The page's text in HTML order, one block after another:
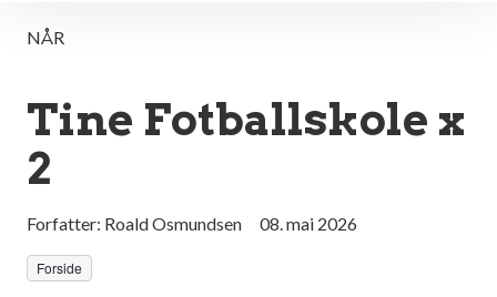
NÅR
Tine Fotballskole x
2
Forfatter: Roald Osmundsen 08. mai 2026
Forside